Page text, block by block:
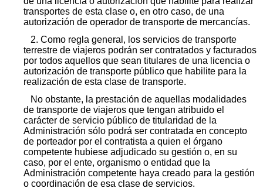
transportes de esta clase o, en otro caso, de una
autorización de operador de transporte de mercancías.
2. Como regla general, los servicios de transporte
terrestre de viajeros podrán ser contratados y facturados
por todos aquellos que sean titulares de una licencia o
autorización de transporte público que habilite para la
realización de esta clase de transporte.
No obstante, la prestación de aquellas modalidades
de transporte de viajeros que tengan atribuido el
carácter de servicio público de titularidad de la
Administración sólo podrá ser contratada en concepto
de porteador por el contratista a quien el órgano
competente hubiese adjudicado su gestión o, en su
caso, por el ente, organismo o entidad que la
Administración competente haya creado para la gestión
o coordinación de esa clase de servicios.